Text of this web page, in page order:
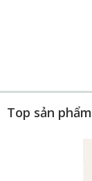
Top sản phẩm